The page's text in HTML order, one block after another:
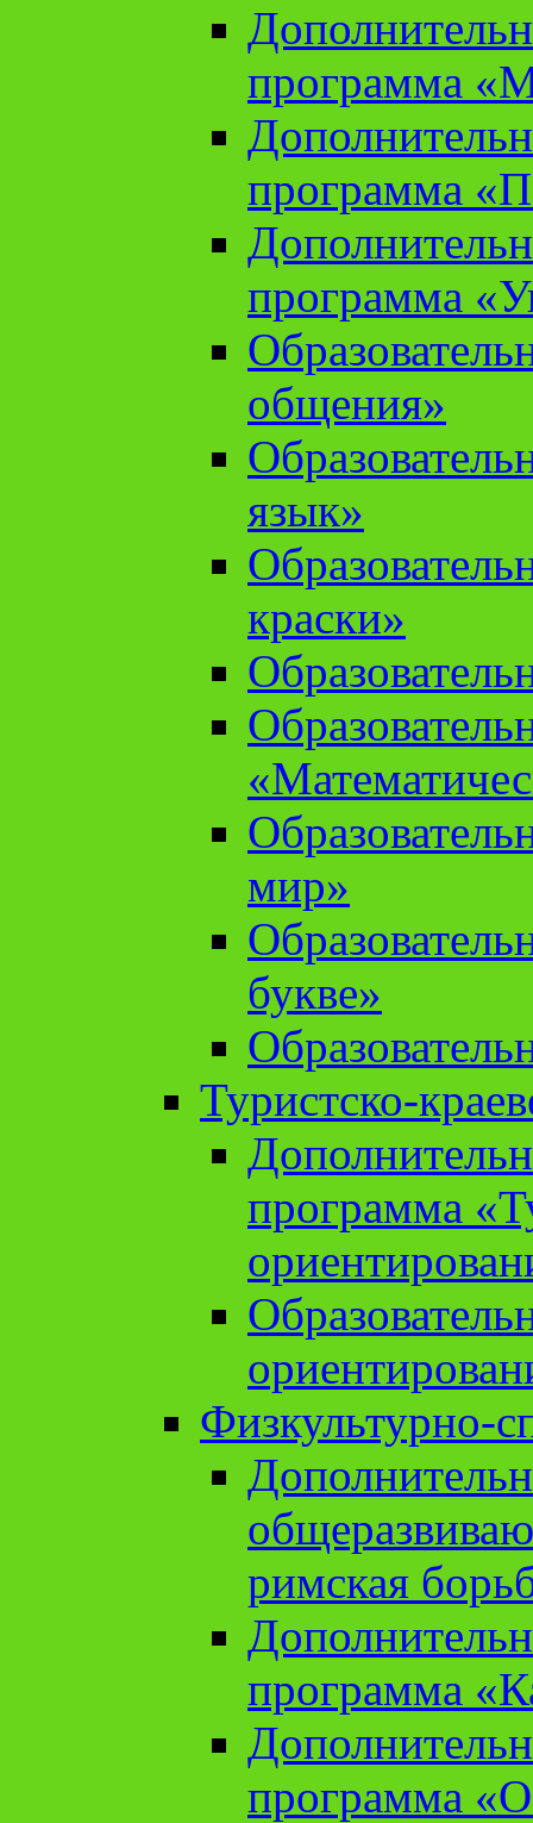
программа
программа
программа
общения»
язык»
краски»
мир»
букве»
Туристско-
программа
Физкультурно-
римская
программа
программа